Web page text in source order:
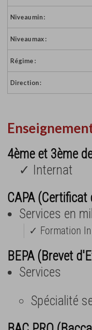
Niveau min :
Niveau max :
Régime :
Direction :
4ème et 3ème
✓ Internat
CAPA
Services en
✓ Formation
BEPA (Brevet
Services
Spécialité